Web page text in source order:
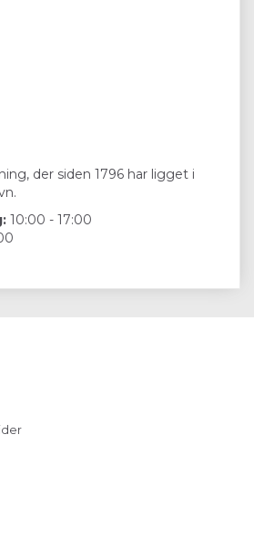
der siden 1796 har ligget i
10:00 - 17:00